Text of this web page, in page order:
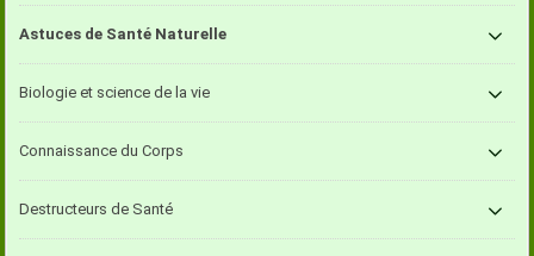
Astuces de Santé Naturelle
Biologie et science de la vie
Connaissance du Corps
Destructeurs de Santé